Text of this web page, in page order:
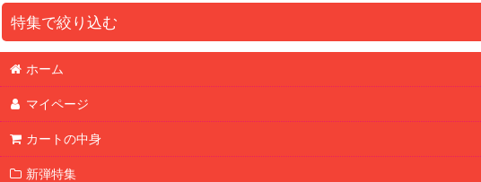
並び順 :
特集で絞り込む
☆SALE☆
UTILITY SELECTION
LIMITED PACK GX －ラーイエロー－
ホーム
マイページ
カートの中身
新弾特集